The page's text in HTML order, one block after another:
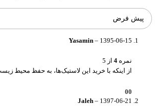
Yasamin – 1395-06-15
نمره 4 از 5
از اینکه با خرید این لاستیک‌ها، به حفظ
0
0
Jaleh – 1397-06-21